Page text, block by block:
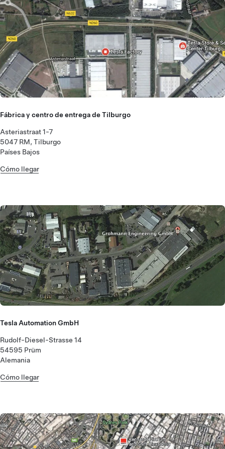
Fábrica y centro de entrega de Tilburgo
Asteriastraat 1-7
5047 RM, Tilburgo
Países Bajos
Cómo llegar
Tesla Automation GmbH
Rudolf-Diesel-Strasse 14
54595 Prüm
Alemania
Cómo llegar